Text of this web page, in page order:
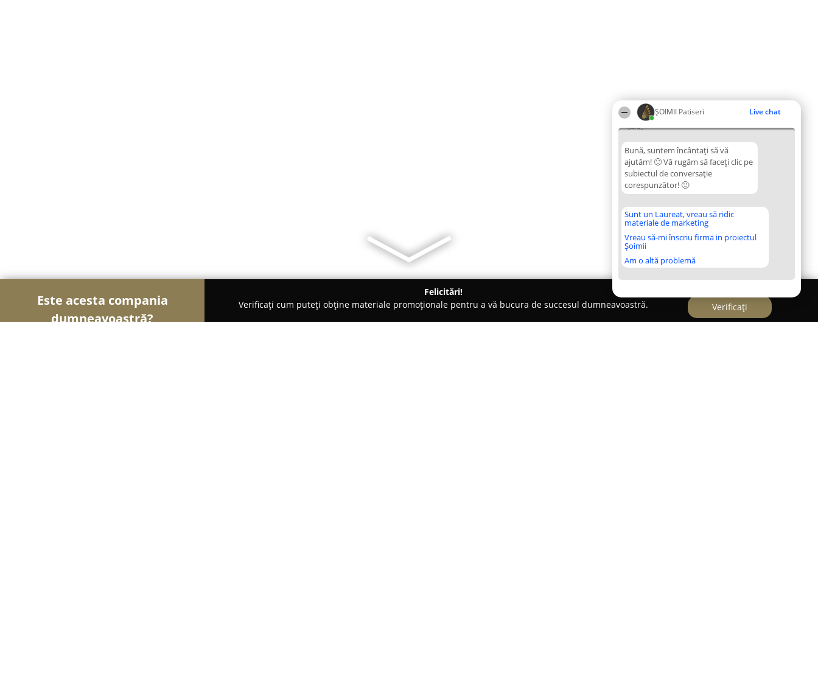
ȘOIMII Patiseri Live chat
04:45
Bună, suntem încântați să vă
ajutăm! 🙂 Vă rugăm să faceți clic pe
subiectul de conversație
corespunzător! 🙂
Sunt un Laureat, vreau să ridic
materiale de marketing
Vreau să-mi înscriu firma in proiectul
Șoimii
Am o altă problemă
Este acesta compania
dumneavoastră?
Felicitări!
Verificați cum puteți obține materiale promoționale pentru a vă bucura de succesul dumneavoastră.
Verificați